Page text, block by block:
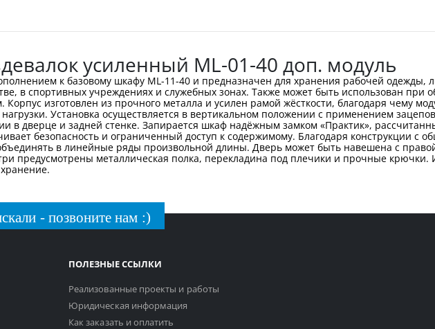
усиленный ML-01-40 доп. модуль
к базовому шкафу ML-11-40 и предназначен для хранения рабочей
в спортивных учреждениях и служебных зонах. Также может быть использован при
изготовлен из прочного металла и усилен рамой жёсткости, благодаря чему
Установка осуществляется в вертикальном положении с применением
в дверце и задней стенке. Запирается шкаф надёжным замком «Практик»,
безопасность и ограниченный доступ к содержимому. Благодаря конструкции с
в линейные ряды произвольной длины. Дверь может быть навешена с
предусмотрены металлическая полка, перекладина под плечики и прочные крючки.
- позвоните нам :)
ПОЛЕЗНЫЕ ССЫЛКИ
Реализованные проекты и работы
Юридическая информация
Как заказать и оплатить